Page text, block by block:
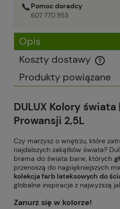
📞Pomoc doradcy
607 770 953
Opis
Koszty dostawy
Cena nie zawiera ewentualnych
Produkty powiązane
DULUX Kolory
Prowansji 2,5L
Czy marzysz o wnętrzu, które
najdalszych zakątków świata?
brama do świata barw, których
przenoszą do najpiękniejszych
kolekcja farb lateksowych do
globalne inspiracje z najwyższą
Zanurz się w kolorze!